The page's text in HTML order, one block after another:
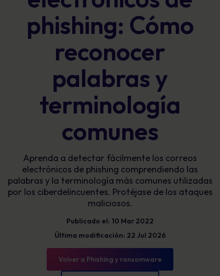
phishing: Cómo
reconocer
palabras y
terminología
comunes
Aprenda a detectar fácilmente los correos
electrónicos de phishing comprendiendo las
palabras y la terminología más comunes utilizadas
por los ciberdelincuentes. Protéjase de los ataques
maliciosos.
Publicado el: 10 Mar 2022
Última modificación: 22 Jul 2026
Volver a Phishing y ransomware